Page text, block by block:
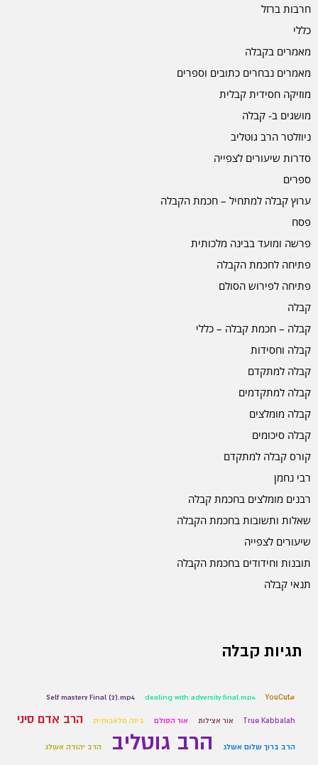
חרבות ברזל
כללי
מאמרים בקבלה
מאמרים נבחרים כתובים וספרים
מוזיקה חסידית קבלית
מושגים ב- קבלה
ניוזלטר הרב גוטליב
סדרות שיעורים לצפייה
ספרים
ערוץ קבלה למתחיל – חכמת הקבלה
פסח
פרשה ומועד בבינה מלכותית
פתיחה לחכמת הקבלה
פתיחה לפירוש הסולם
קבלה
קבלה – חכמת קבלה – כללי
קבלה וחסידות
קבלה למתקדם
קבלה למתקדמים
קבלה מומלצים
קבלה סיכומים
קורס קבלה למתקדם
רבי נחמן
רבנים מומלצים בחכמת קבלה
שאלות ותשובות בחכמת הקבלה
שיעורים לצפייה
תובנות וחידודים בחכמת הקבלה
תנאי קבלה
תגיות קבלה
#YouCut
dealing with adversity final.mp4
Self mastery Final (2).mp4
True Kabbalah אור אצילות אור הסולם בינה מלאכותית הרב אדם סיני
הרב ברוך שלום אשלג הרב גוטליב הרב יהודה אשלג